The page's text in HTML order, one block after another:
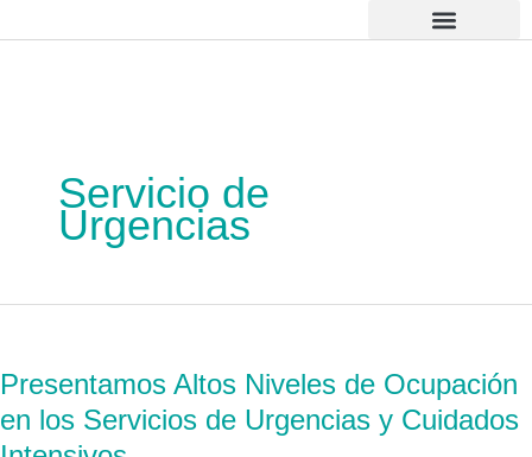
al
Servicio de
Urgencias
Presentamos Altos Niveles de Ocupación
en los Servicios de Urgencias y Cuidados
Niveles
de
Ocupación